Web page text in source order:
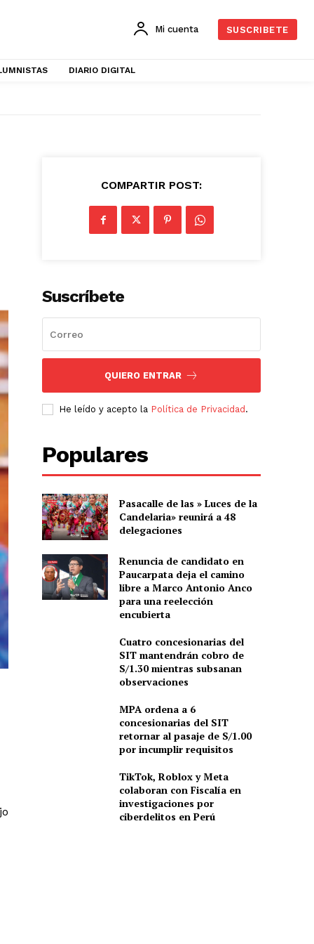
Mi cuenta SUSCRIBETE
DIARIO DIGITAL
COMPARTIR POST:
Suscríbete
QUIERO ENTRAR
He leído y acepto la Política de Privacidad .
Populares
Pasacalle de las » Luces de la
Candelaria» reunirá a 48
delegaciones
Renuncia de candidato en
Paucarpata deja el camino
libre a Marco Antonio Anco
para una reelección
encubierta
Cuatro concesionarias del
SIT mantendrán cobro de
S/1.30 mientras subsanan
observaciones
MPA ordena a 6
concesionarias del SIT
retornar al pasaje de S/1.00
por incumplir requisitos
TikTok, Roblox y Meta
colaboran con Fiscalía en
investigaciones por
ciberdelitos en Perú